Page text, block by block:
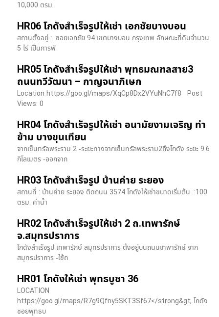
10,000 ตรม.
HR06 โกดังสำเร็จรูปให้เช่า เอกชัยบางบอน
สถานตั้งอยู่ : ซอยเอกชัย 94 เขตบางบอน กรุงเทพ ลักษณะที่ดินจำนวน
5 ไร่ เป็นการพั
HR05 โกดังสำเร็จรูปให้เช่า พุทธมณฑลสาย3
ถนนทวีวัฒนา – กาญจนาภิเษก
Location https://goo.gl/maps/XqCp8Dx2VYuNhC7f8 Post
Views: 0
HR04 โกดังสำเร็จรูปให้เช่า อนามัยงามเจริญ ท่า
ข้าม บางขุนเทียน
จากเซ็นทรัลพระราม 2 -ระยะทางจากเซ็นทรัลพระราม2ถึงโกดัง ระยะ 9.6
กิโลเมตร -ออกจาก
HR03 โกดังสำเร็จรูป บ้านค่าย ระยอง
สถานที่ : บ้านค่าย ระยอง ติดถนน 3574 โกดังให้เช่าขนาดเริ่มต้น :100
ตรม. ค่าน้ำ
HR02 โกดังสำเร็จรูปให้เช่า 2 ถ.เทพารักษ์
จ.สมุทรปราการ
โกดังสำเร็จรูป เทพารักษ์ สมุทรปราการ ตั้งอยู่บนถนนเทพารักษ์ จาก
สมุทรปราการ -ใช้ถ
HR01 โกดังให้เช่า พุทธบูชา 36
LOCATION
https://goo.gl/maps/R7g9Qfny5SKT3Sf67</strong&gt; โกดัง
ซอยพุทธบ